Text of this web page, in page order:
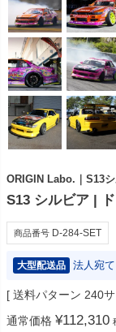
ORIGIN Labo.｜S13
S13 シルビア |
商品番号 D-284-SET
大型配送品 法人宛
送料パターン 240
通常価格 ¥112,310